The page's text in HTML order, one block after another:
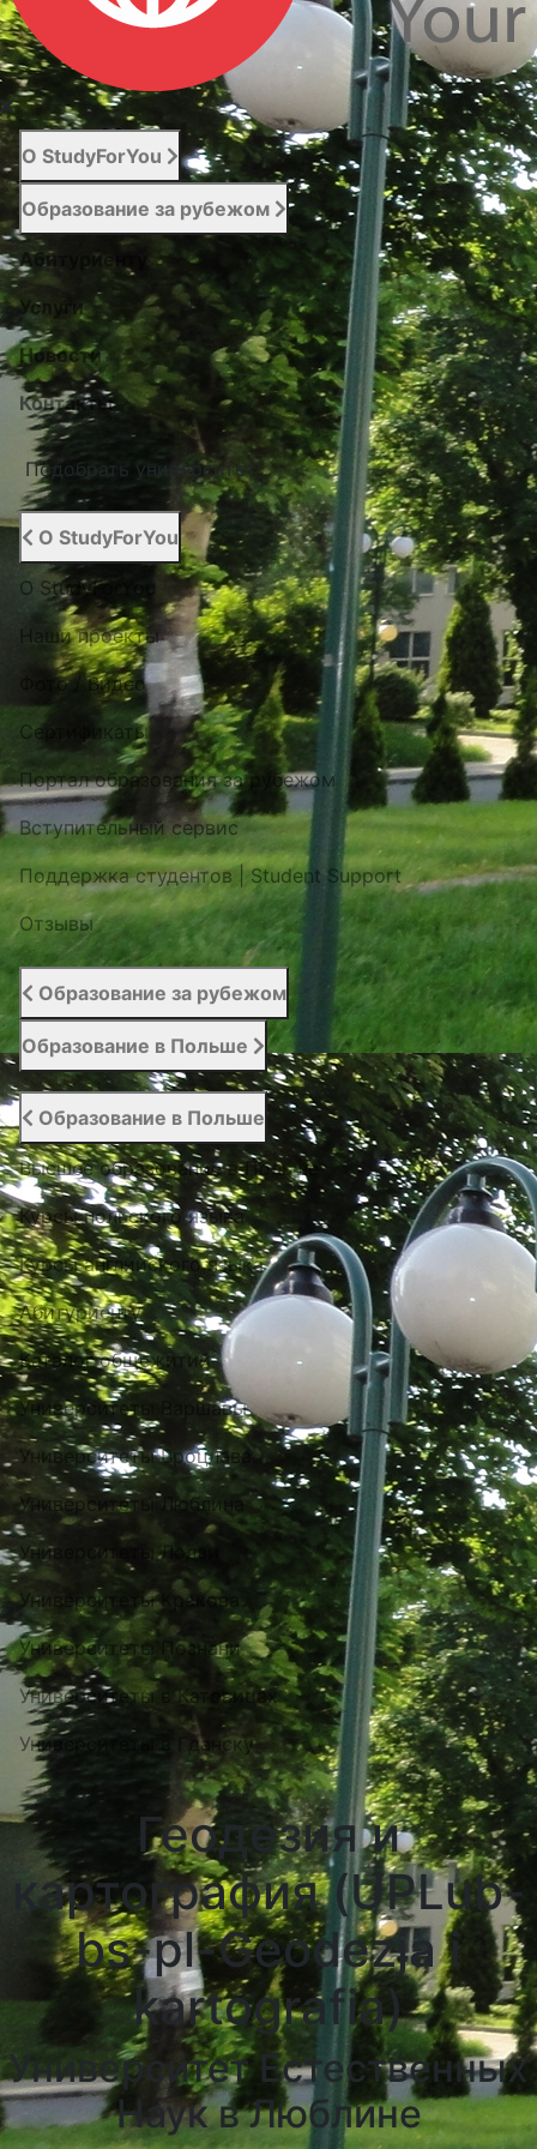
О StudyForYou
Образование за рубежом
Абитуриенту
Услуги
Новости
Контакты
Подобрать университет
О StudyForYou
О StudyForYou
Наши проекты
Фото / Видео
Cертификаты
Портал образования за рубежом
Вступительный сервис
Поддержка студентов | Student Support
Отзывы
Образование за рубежом
Образование в Польше
Образование в Польше
Высшее образование в Польше
Курсы польского языка
Курсы английского языка
Абитуриенту
Каталог общежитий
Университеты Варшавы
Университеты Вроцлава
Университеты Люблина
Университеты Лодзи
Университеты Кракова
Университеты Познани
Университеты в Катовицах
Университеты в Гданску
Геодезия и
картография (UPLub-
bs-pl-Geodezja i
kartografia)
Университет Естественных
Наук в Люблине